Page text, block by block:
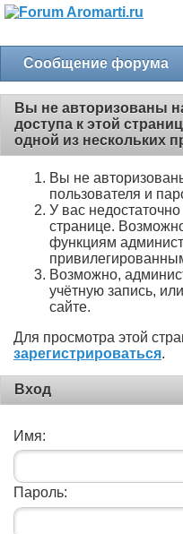
Сообщение форума
Вы не авторизованы
доступа к этой
одной из нескольких
Вы не
пользователя и
У вас
странице.
функциям
Возможно,
учётную запись,
сайте.
Для просмотра этой
зарегистрироваться.
Вход
Имя:
Пароль: